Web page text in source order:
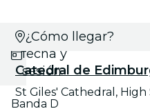
Selecciona
fecha y
sesión
Banda D
¿Cómo llegar?
Catedral de
St Giles' Cathedral,